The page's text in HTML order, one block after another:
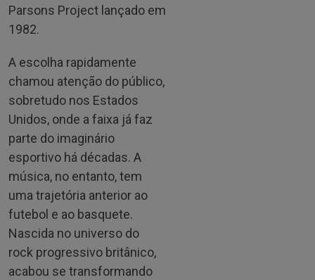
Parsons Project lançado em
1982.
A escolha rapidamente
chamou atenção do público,
sobretudo nos Estados
Unidos, onde a faixa já faz
parte do imaginário
esportivo há décadas. A
música, no entanto, tem
uma trajetória anterior ao
futebol e ao basquete.
Nascida no universo do
rock progressivo britânico,
acabou se transformando